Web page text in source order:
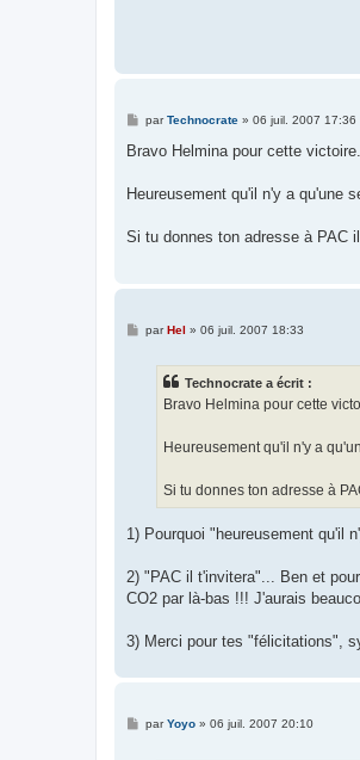
M
s
g
parTechnocrate» 06 juil. 2007 17:36
Bravo Helmina pour cette victoire.
Heureusement qu'il n'y a qu'une
Si tu donnes ton adresse à PAC
MparHel » 06 juil. 2007 18:33
Technocrate a écrit :
Bravo Helmina pour cette
Heureusement qu'il n'y a
Si tu donnes ton adresse à
1) Pourquoi "heureusement qu'il
2) "PAC il t'invitera"... Ben et
CO2 par là-bas !!! J'aurais
3) Merci pour tes "félicitations",
MparYoyo» 06 juil. 2007 20:10